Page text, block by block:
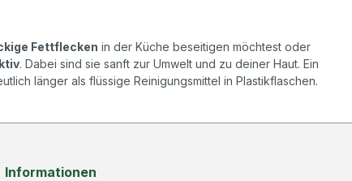
Fettflecken in der Küche beseitigen möchtest oder
. Dabei sind sie sanft zur Umwelt und zu deiner Haut. Ein
länger als flüssige Reinigungsmittel in Plastikflaschen.
Informationen